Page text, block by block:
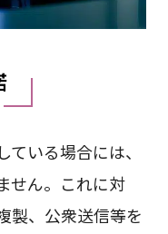
いる場合には、
せん。これに対
製、公衆送信等を